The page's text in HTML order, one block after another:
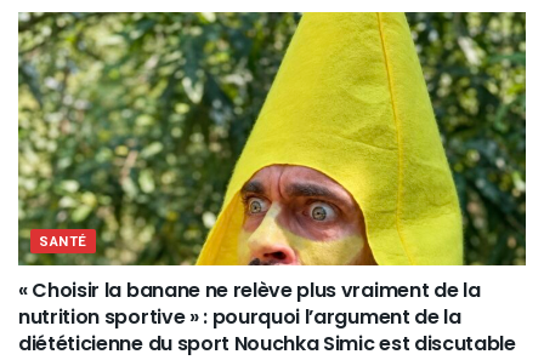
SANTÉ
« Choisir la banane ne relève plus vraiment de la
nutrition sportive » : pourquoi l’argument de la
diététicienne du sport Nouchka Simic est discutable